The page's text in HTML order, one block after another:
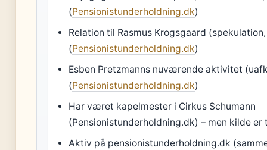
(Pensionistunderholdning.dk)
Relation til Rasmus Krogsgaard
(Pensionistunderholdning.dk)
Esben Pretzmanns nuværende aktivitet
(Pensionistunderholdning.dk)
Har været kapelmester i Cirkus Schumann
(Pensionistunderholdning.dk) – men kilde
Aktiv på pensionistunderholdning.dk